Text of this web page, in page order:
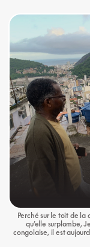
Perché sur le toit de
qu’elle surplombe,
congolaise, il est